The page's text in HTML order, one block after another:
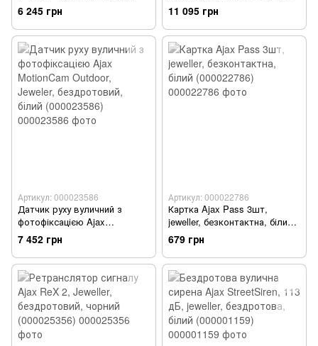
Outdoor, Jeweler,
бездротовий, білий
(000022070)
6 245 грн
gsm, ethernet, wi-fi, jeweller,
бездротова, білий
(000018791)
11 095 грн
Артикул: 000023586
Датчик руху вуличний з
фотофіксацією Ajax
MotionCam Outdoor, Jeweler,
бездротовий, білий
(000023586)
7 452 грн
Артикул: 000022786
Картка Ajax Pass 3шт,
jeweller, безконтактна, білий
(000022786)
679 грн